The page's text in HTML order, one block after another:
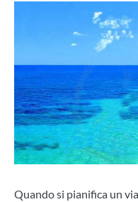
Quando si pianifica un